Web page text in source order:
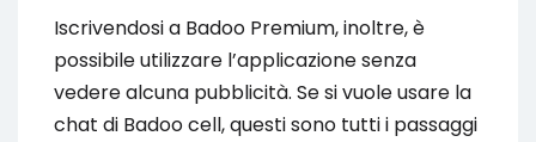
Iscrivendosi a Badoo Premium, inoltre, è
possibile utilizzare l’applicazione senza
vedere alcuna pubblicità. Se si vuole usare la
chat di Badoo cell, questi sono tutti i passaggi